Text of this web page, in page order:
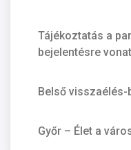
Tájékoztatás a
bejelentésre
Belső
Győr – Élet a